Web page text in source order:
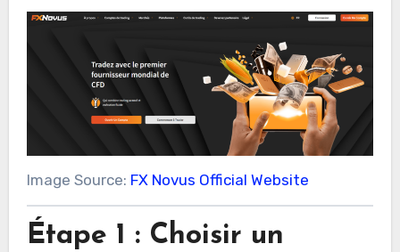
Image Source: FX Novus Official Website
Étape 1 : Choisir un